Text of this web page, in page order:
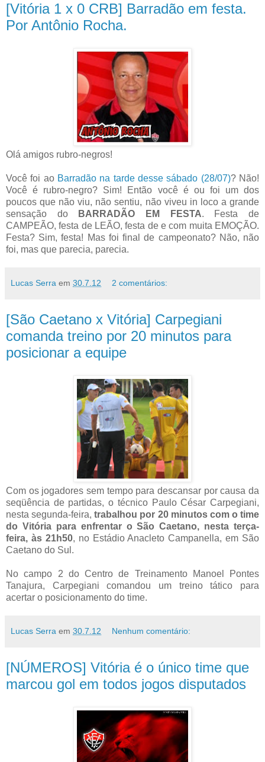
[Vitória 1 x 0 CRB] Barradão em festa.
Por Antônio Rocha.
Olá amigos rubro-negros!
Você foi ao Barradão na tarde desse sábado (28/07)? Não!
Você é rubro-negro? Sim! Então você é ou foi um dos
poucos que não viu, não sentiu, não viveu in loco a grande
sensação do
BARRADÃO EM FESTA. Festa de
CAMPEÃO, festa de LEÃO, festa de e com muita EMOÇÃO.
Festa? Sim, festa! Mas foi final de campeonato? Não, não
foi, mas que parecia, parecia.
Lucas Serra em 30.7.12 2 comentários:
[São Caetano x Vitória] Carpegiani
comanda treino por 20 minutos para
posicionar a equipe
Com os jogadores sem tempo para descansar por causa da
seqüência de partidas, o técnico Paulo César Carpegiani,
nesta segunda-feira,trabalhou por 20 minutos com o time
do Vitória para enfrentar o São Caetano, nesta terça-
feira, às 21h50, no Estádio Anacleto Campanella, em São
Caetano do Sul.
No campo 2 do Centro de Treinamento Manoel Pontes
Tanajura, Carpegiani comandou um treino tático para
acertar o posicionamento do time.
Lucas Serra em 30.7.12 Nenhum comentário:
[NÚMEROS] Vitória é o único time que
marcou gol em todos jogos disputados